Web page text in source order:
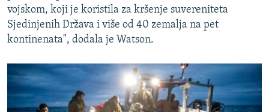
vojskom, koji je koristila za kršenje suvereniteta
Sjedinjenih Država i više od 40 zemalja na pet
kontinenata", dodala je Watson.